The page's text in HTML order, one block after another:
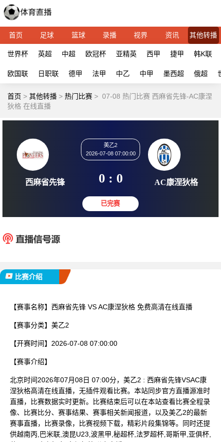
首页 足球 篮球 录播 视界 资讯 其他转播
世界杯 英超 中超 欧冠杯 亚精英 西甲 捷甲 韩K联
欧国联 日职联 德甲 法甲 中乙 中甲 墨西超 俄超
首页 > 其他转播 > 热门比赛 > 07-08 热门比赛 西麻省先锋-AC康涅
狄格 在线直播
2026-07-08 07:00:00
0 : 0
比赛介绍
【赛事名称】 西麻省先锋 VS AC康涅狄格 免费高清在线直播
【赛事分类】 美乙2
【开赛时间】 2026-07-08 07:00:00
【赛事介绍】
北京时间2026年07月08日 07:00分，美乙2 : 西麻省先锋VSAC康
涅狄格高清在线直播，无插件观看比赛。本站同步官方直播源准时
直播，比赛数据实时更新。比赛结束后可以在本站查看比赛全程录
像、比赛比分、赛事结果、赛事相关新闻报道，以及美乙2的最新
赛事直播，比赛录像，比赛视频下载，精彩片段集锦等。同时还提
供越南丙,巴米联,澳昆U23,波黑甲,秘超杯,法罗超杯,哥斯甲,亚俱杯,